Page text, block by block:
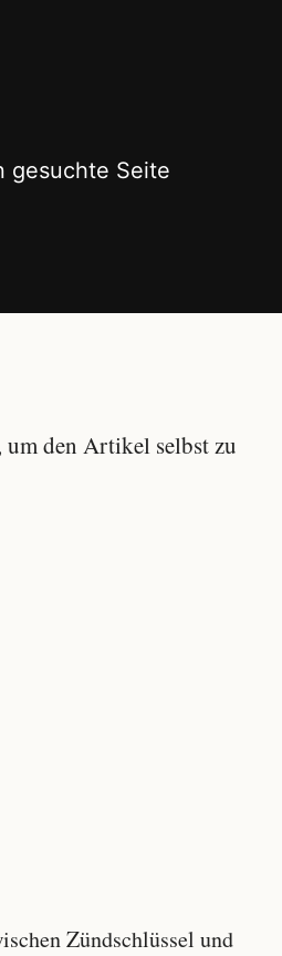
gesuchte Seite
um den Artikel selbst zu
Zündschlüssel und